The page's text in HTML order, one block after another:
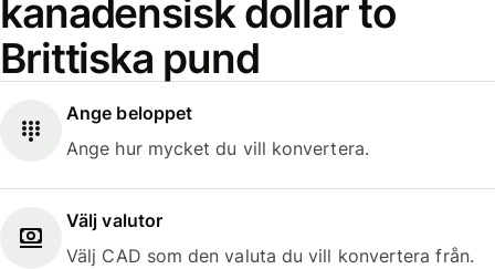
kanadensisk dollar to
Brittiska pund
Ange beloppet
Ange hur mycket du vill konvertera.
Välj valutor
Välj CAD som den valuta du vill konvertera från.